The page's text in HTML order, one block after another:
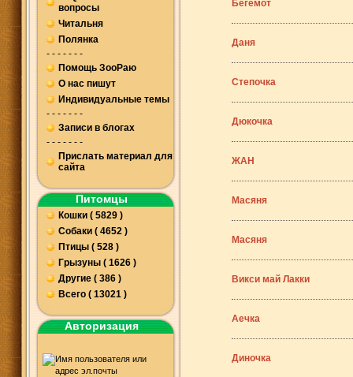
вопросы
Читальня
Полянка
- - - - - - -
Помощь ЗооРаю
О нас пишут
Индивидуальные темы
- - - - - - -
Записи в блогах
- - - - - - -
Прислать материал для
сайта
Питомцы
Кошки ( 5829 )
Собаки ( 4652 )
Птицы ( 528 )
Грызуны ( 1626 )
Другие ( 386 )
Всего ( 13021 )
Авторизация
Бегемот
Даня
Степочка
Дюкочка
ЖАН
Масяня
Масяня
Викси май Лакки
Аечка
Диночка